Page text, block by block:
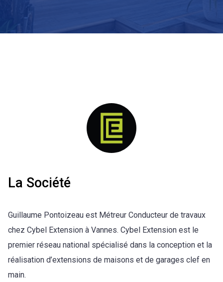
La Société
Guillaume Pontoizeau est Métreur Conducteur de travaux
chez Cybel Extension à Vannes. Cybel Extension est le
premier réseau national spécialisé dans la conception et la
réalisation d’extensions de maisons et de garages clef en
main.